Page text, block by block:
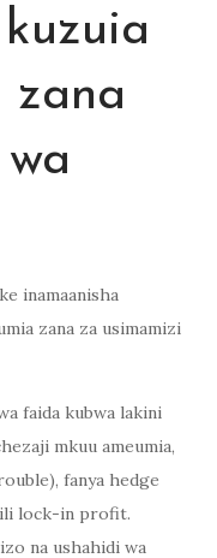
zana
inamaanisha
zana za usimamizi
faida kubwa lakini
mkuu ameumia,
fanya hedge
ili lock-in profit.
na ushahidi wa